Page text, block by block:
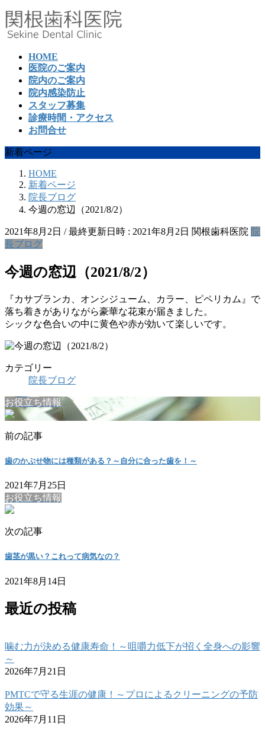
コ
ン
テ
ナ
ビ
ゲ
HOME
医院のご案内
院内のご案内
院内感染防止
スタッフ募集
診療時間・アクセス
お問合せ
新着ページ
HOME
新着ページ
院長ブログ
今週の窓辺（2021/8/2）
2021年8月2日 / 最終更新日時 : 2021年8月2日 関根歯科医院 院
長ブログ
今週の窓辺（2021/8/2）
『カサブランカ、オンシジューム、カラー、ピペリカム』で
落ち着きがありながら豪華な花束が届きました。
シックな色合いの中に黄色や赤が効いて楽しいです。
カテゴリー
院長ブログ
お役立ち情報
前の記事
歯のかぶせ物には種類がある？～自分に合った歯を！～
2021年7月25日
お役立ち情報
次の記事
歯茎が黒い？これって病気なの？
2021年8月14日
最近の投稿
噛む力が決める健康寿命！～咀嚼力低下が招く全身への影響
～
2026年7月21日
PMTCで守る生涯の健康！～プロによるクリーニングの予防
効果～
2026年7月11日